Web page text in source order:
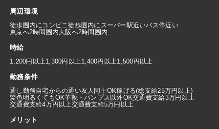
周辺環境
徒歩圏内にコンビニ徒歩圏内にスーパー駅近いバス停近い
東京へ2時間圏内大阪へ2時間圏内
時給
1,200円以上1,300円以上1,400円以上1,500円以上
勤務条件
通し勤務自宅からの通い友人同士OK稼げる(総支給25万円以上)
髪色明るくてもOK革靴・パンプス以外OK交通費支給3万円以上
交通費支給4万円以上交通費支給5万円以上
メリット